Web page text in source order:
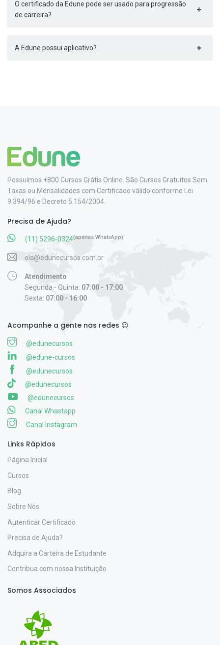
O certificado da Edune pode ser usado para progressão
de carreira?
A Edune possui aplicativo?
Possuímos +800 Cursos Grátis Online. São Cursos Gratuitos Sem
Taxas ou Mensalidades com Certificado válido conforme Lei
9.394/96 e Decreto 5.154/2004.
Precisa de Ajuda?
(11) 5296-0324(apenas WhatsApp)
ola@edunecursos.com.br
Atendimento
Segunda - Quinta: 07:00 - 17:00
Sexta: 07:00 - 16:00
Acompanhe a gente nas redes 😉
@edunecursos
@edune-cursos
@edunecursos
@edunecursos
@edunecursos
Canal Whastapp
Canal Instagram
Links Rápidos
Página Inicial
Cursos
Blog
Sobre Nós
Autenticar Certificado
Precisa de Ajuda?
Adquira a Carteira de Estudante
Contribua com nossa Instituição
Somos Associados